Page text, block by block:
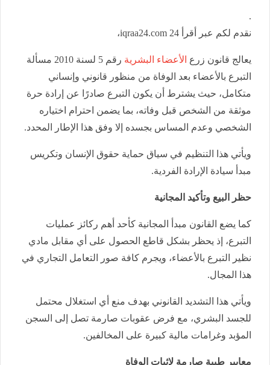
.
نقدم لكم عبر أقرأ 24 iqraa24.com،
يعالج قانون زرع الأعضاء البشرية
رقم 5 لسنة 2010 مسألة
التبرع بالأعضاء بعد الوفاة من منظور قانوني وإنساني
متكامل، حيث يشترط أن يكون التبرع صادرًا عن إرادة حرة
موثقة من الشخص قبل وفاته، بما يضمن احترام اختياره
الشخصي وعدم المساس بجسده إلا وفق هذا الإطار المحدد.
ويأتي هذا التنظيم في سياق حماية حقوق الإنسان وتكريس
مبدأ سيادة الإرادة الفردية.
حظر البيع وتأكيد المجانية
كما يضع القانون مبدأ المجانية كأحد أهم ركائز عمليات
التبرع، إذ يحظر بشكل قاطع الحصول على أي مقابل مادي
نظير التبرع بالأعضاء، ويجرم كافة صور التعامل التجاري في
هذا المجال.
ويأتي هذا التشديد القانوني بهدف منع أي استغلال محتمل
للجسد البشري، مع فرض عقوبات صارمة تصل إلى السجن
المؤبد وغرامات مالية كبيرة على المخالفين.
معايير طبية صارمة لإثبات الوفاة